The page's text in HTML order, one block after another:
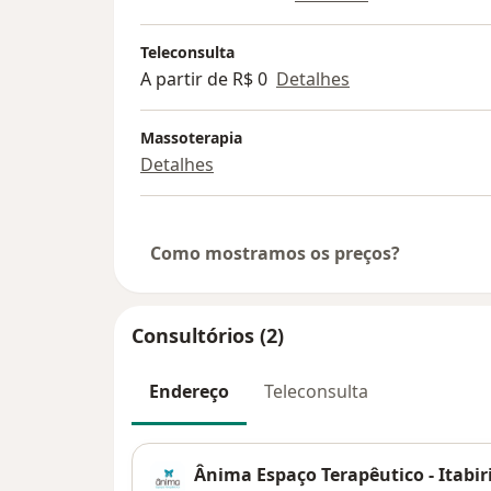
Teleconsulta
A partir de R$ 0 Detalhes
Massoterapia
Detalhes
Como mostramos os preços?
Consultórios (2)
Endereço Teleconsulta
Ânima Espaço Terapêutico -